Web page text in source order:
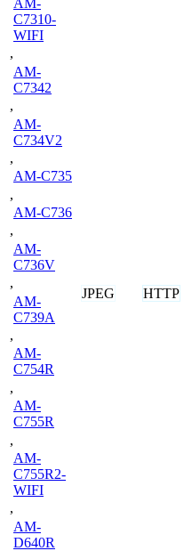
AM-
C7310-
WIFI
,
AM-
C7342
,
AM-
C734V2
,
AM-C735
,
AM-C736
,
AM-
C736V
,
AM-
C739A
,
AM-
C754R
,
AM-
C755R
,
AM-
C755R2-
WIFI
,
AM-
D640R
JPEG HTTP